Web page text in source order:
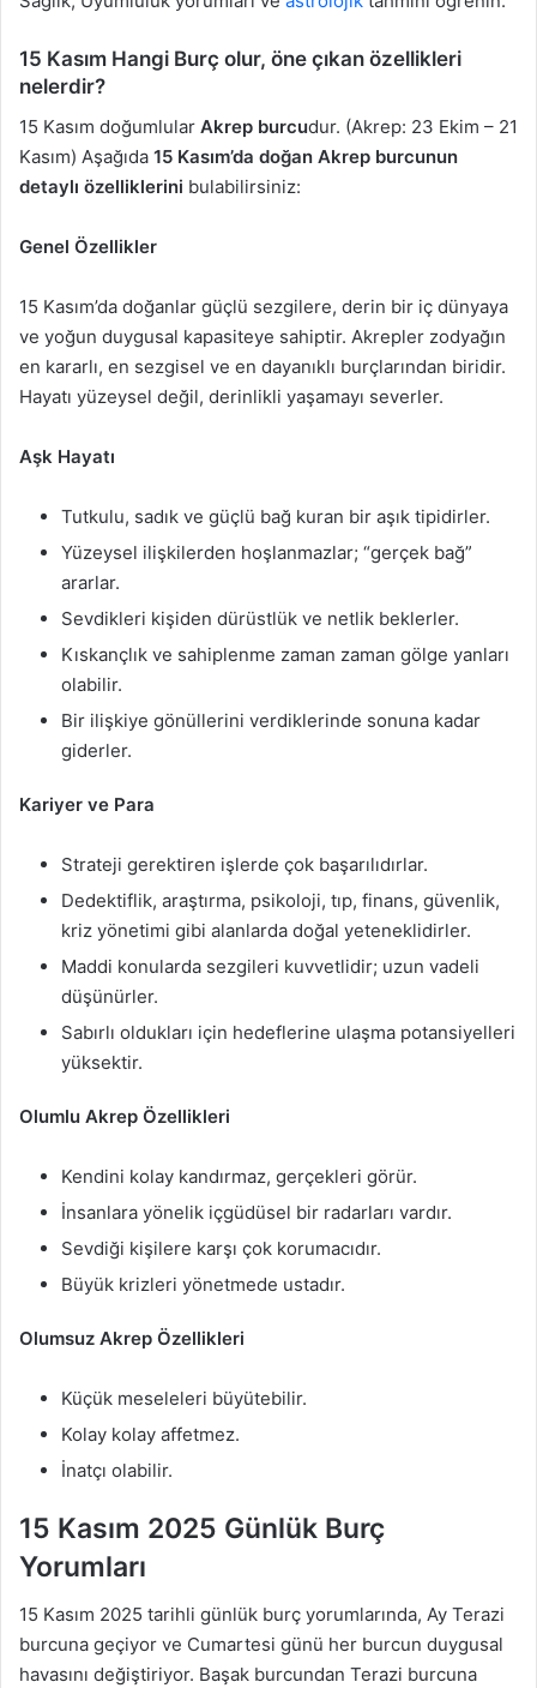
15 Kasım Hangi Burç olur, öne çıkan özellikleri
nelerdir?
15 Kasım doğumlular Akrep burcudur. (Akrep: 23 Ekim – 21
Kasım) Aşağıda 15 Kasım’da doğan Akrep burcunun
detaylı özelliklerini bulabilirsiniz:
Genel Özellikler
15 Kasım’da doğanlar güçlü sezgilere, derin bir iç dünyaya
ve yoğun duygusal kapasiteye sahiptir. Akrepler zodyağın
en kararlı, en sezgisel ve en dayanıklı burçlarından biridir.
Hayatı yüzeysel değil, derinlikli yaşamayı severler.
Aşk Hayatı
Tutkulu, sadık ve güçlü bağ kuran bir aşık tipidirler.
Yüzeysel ilişkilerden hoşlanmazlar; “gerçek bağ”
ararlar.
Sevdikleri kişiden dürüstlük ve netlik beklerler.
Kıskançlık ve sahiplenme zaman zaman gölge yanları
olabilir.
Bir ilişkiye gönüllerini verdiklerinde sonuna kadar
giderler.
Kariyer ve Para
Strateji gerektiren işlerde çok başarılıdırlar.
Dedektiflik, araştırma, psikoloji, tıp, finans, güvenlik,
kriz yönetimi gibi alanlarda doğal yeteneklidirler.
Maddi konularda sezgileri kuvvetlidir; uzun vadeli
düşünürler.
Sabırlı oldukları için hedeflerine ulaşma potansiyelleri
yüksektir.
Olumlu Akrep Özellikleri
Kendini kolay kandırmaz, gerçekleri görür.
İnsanlara yönelik içgüdüsel bir radarları vardır.
Sevdiği kişilere karşı çok korumacıdır.
Büyük krizleri yönetmede ustadır.
Olumsuz Akrep Özellikleri
Küçük meseleleri büyütebilir.
Kolay kolay affetmez.
İnatçı olabilir.
15 Kasım 2025 Günlük Burç
Yorumları
15 Kasım 2025 tarihli günlük burç yorumlarında, Ay Terazi
burcuna geçiyor ve Cumartesi günü her burcun duygusal
havasını değiştiriyor. Başak burcundan Terazi burcuna